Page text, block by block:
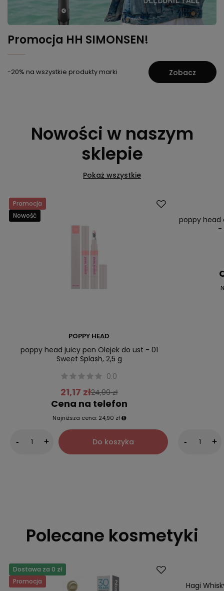
Promocja HH SIMONSEN!
-20% na wszystkie produkty marki Zobacz
Nowości w naszym
sklepie
Pokaż wszystkie
Promocja
Nowość
POPPY HEAD
poppy head juicy pen Olejek do ust - 01
Sweet Splash, 2,5 g
0.0
21,17 zł24,90 zł
Cena na telefon
Najniższa cena: 24,90 zł
- + Do koszyka
Nowość
poppy head
-
- +
Polecane kosmetyki
Promocja
Dostawa za 0 zł
Nowość
Hagi